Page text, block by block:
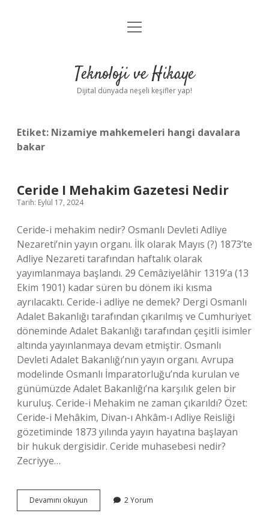
Anasayfa
Yasal Uyarı
menüyü
Teknoloji ve Hikaye
Dijital dünyada neşeli keşifler yap!
Etiket: Nizamiye mahkemeleri hangi davalara
bakar
Ceride I Mehakim Gazetesi Nedir
Tarih: Eylül 17, 2024
Ceride-i mehakim nedir? Osmanlı Devleti Adliye
Nezareti’nin yayın organı. İlk olarak Mayıs (?) 1873’te
Adliye Nezareti tarafından haftalık olarak
yayımlanmaya başlandı. 29 Cemâziyelâhir 1319’a (13
Ekim 1901) kadar süren bu dönem iki kısma
ayrılacaktı. Ceride-i adliye ne demek? Dergi Osmanlı
Adalet Bakanlığı tarafından çıkarılmış ve Cumhuriyet
döneminde Adalet Bakanlığı tarafından çeşitli isimler
altında yayınlanmaya devam etmiştir. Osmanlı
Devleti Adalet Bakanlığı’nın yayın organı. Avrupa
modelinde Osmanlı İmparatorluğu’nda kurulan ve
günümüzde Adalet Bakanlığı’na karşılık gelen bir
kuruluş. Ceride-i Mehakim ne zaman çıkarıldı? Özet:
Ceride-i Mehâkim, Divan-ı Ahkâm-ı Adliye Reisliği
gözetiminde 1873 yılında yayın hayatına başlayan
bir hukuk dergisidir. Ceride muhasebesi nedir?
Zecriyye…
Devamını okuyun
I
2 Yorum